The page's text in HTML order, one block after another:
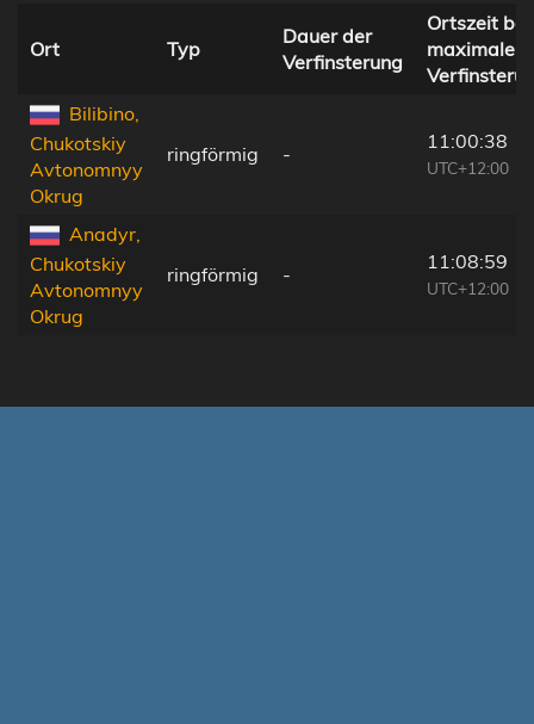
Ort Typ
Dauer der
Verfinsterung
Ortszeit bei
maximaler
Bilibino,
Chukotskiy
Avtonomnyy
Okrug
ringförmig -
11:00:38
UTC+12:00
Anadyr,
Chukotskiy
Avtonomnyy
Okrug
ringförmig -
11:08:59
UTC+12:00